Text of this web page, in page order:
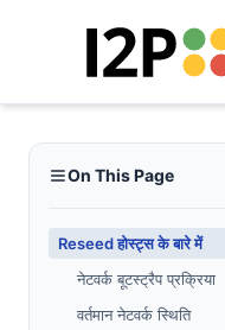
On This Page
Reseed होस्ट्स के बारे में
नेटवर्क बूटस्ट्रैप प्रक्रिया
वर्तमान नेटवर्क स्थिति